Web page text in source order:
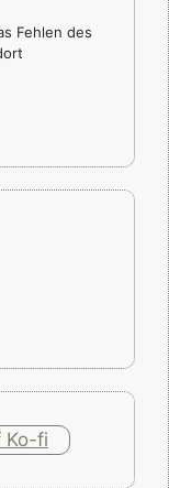
Fehlen des